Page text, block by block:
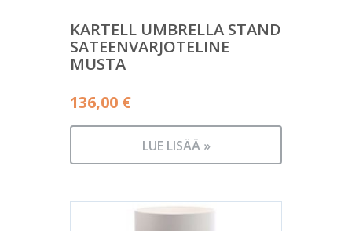
KARTELL UMBRELLA STAND
SATEENVARJOTELINE
MUSTA
136,00 €
LUE LISÄÄ »